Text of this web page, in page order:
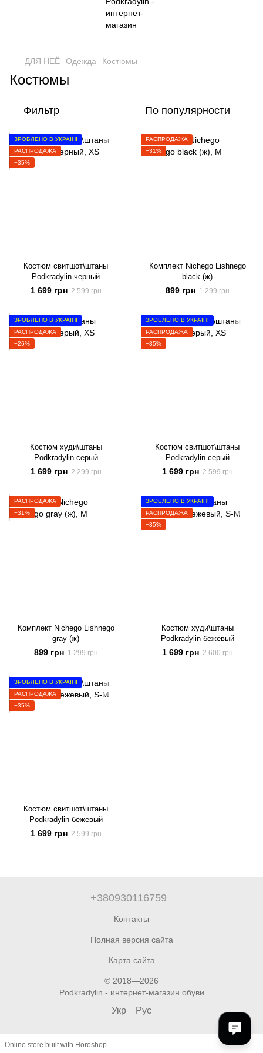
ДЛЯ НЕЁ Одежда Костюмы
Костюмы
Фильтр По популярности
ЗРОБЛЕНО В УКРАЇНІ
РАСПРОДАЖА
−35%
Костюм свитшот\штаны
Podkradylin черный
1 699 грн 2 599 грн
РАСПРОДАЖА
−31%
Комплект Nichego Lishnego
black (ж)
899 грн 1 299 грн
ЗРОБЛЕНО В УКРАЇНІ
РАСПРОДАЖА
−26%
Костюм худи\штаны
Podkradylin серый
1 699 грн 2 299 грн
ЗРОБЛЕНО В УКРАЇНІ
РАСПРОДАЖА
−35%
Костюм свитшот\штаны
Podkradylin серый
1 699 грн 2 599 грн
РАСПРОДАЖА
−31%
Комплект Nichego Lishnego
gray (ж)
899 грн 1 299 грн
ЗРОБЛЕНО В УКРАЇНІ
РАСПРОДАЖА
−35%
Костюм худи\штаны
Podkradylin бежевый
1 699 грн 2 600 грн
ЗРОБЛЕНО В УКРАЇНІ
РАСПРОДАЖА
−35%
Костюм свитшот\штаны
Podkradylin бежевый
1 699 грн 2 599 грн
+380930116759
Контакты
Полная версия сайта
Карта сайта
© 2018—2026
Podkradylin - интернет-магазин обуви
Укр Рус
Online store built with Horoshop